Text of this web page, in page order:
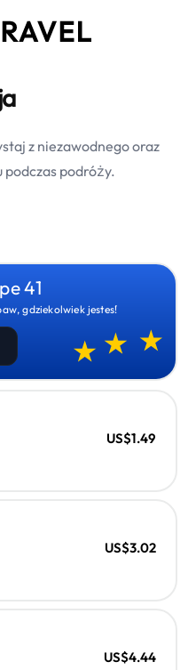
z niezawodnego oraz
podróży.
41
gdziekolwiek jesteś!
US$1.49
US$3.02
US$4.44